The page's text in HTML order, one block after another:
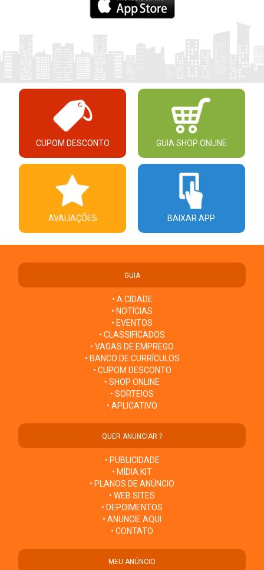
CUPOM DESCONTO GUIA SHOP ONLINE
AVALIAÇÕES BAIXAR APP
GUIA
• A CIDADE
• NOTÍCIAS
• EVENTOS
• CLASSIFICADOS
• VAGAS DE EMPREGO
• BANCO DE CURRÍCULOS
• CUPOM DESCONTO
• SHOP ONLINE
• SORTEIOS
• APLICATIVO
QUER ANUNCIAR ?
• PUBLICIDADE
• MÍDIA KIT
• PLANOS DE ANÚNCIO
• WEB SITES
• DEPOIMENTOS
• ANUNCIE AQUI
• CONTATO
MEU ANÚNCIO